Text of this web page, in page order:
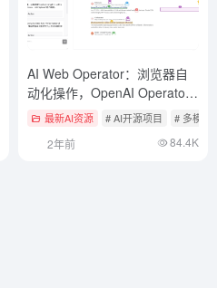
AI开源项目
AI Web Operator：浏览器自
动化操作，OpenAI Operator
的开源实现
最新AI资源 # AI开源项目 # 多模态
2年前 84.4K